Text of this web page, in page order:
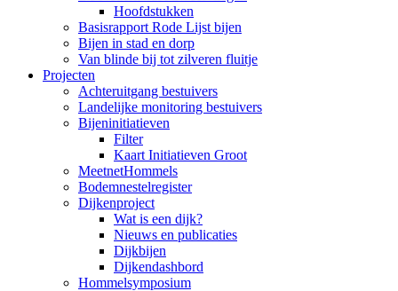
Hoofdstukken
Basisrapport Rode Lijst bijen
Bijen in stad en dorp
Van blinde bij tot zilveren fluitje
Projecten
Achteruitgang bestuivers
Landelijke monitoring bestuivers
Bijeninitiatieven
Filter
Kaart Initiatieven Groot
MeetnetHommels
Bodemnestelregister
Dijkenproject
Wat is een dijk?
Nieuws en publicaties
Dijkbijen
Dijkendashbord
Hommelsymposium